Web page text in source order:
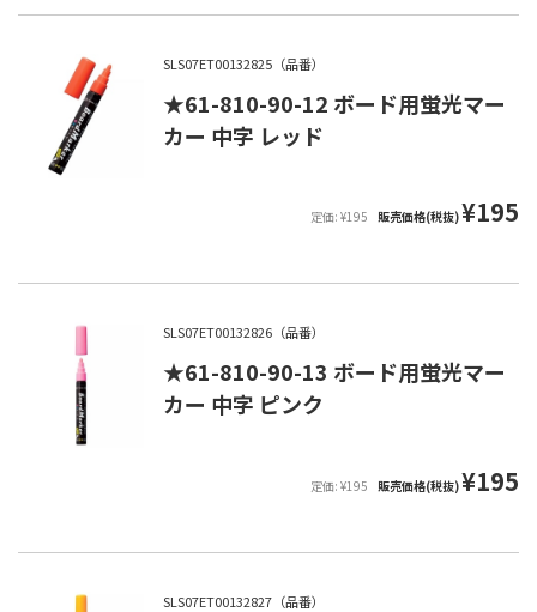
SLS07ET00132825（品番）
★61-810-90-12 ボード用蛍光マー
カー 中字 レッド
定価: ¥195 販売価格(税抜)¥195
SLS07ET00132826（品番）
★61-810-90-13 ボード用蛍光マー
カー 中字 ピンク
定価: ¥195 販売価格(税抜)¥195
SLS07ET00132827（品番）